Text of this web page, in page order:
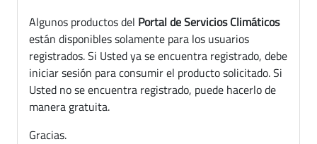
Algunos productos del Portal de Servicios Climáticos
están disponibles solamente para los usuarios
registrados. Si Usted ya se encuentra registrado, debe
iniciar sesión para consumir el producto solicitado. Si
Usted no se encuentra registrado, puede hacerlo de
manera gratuita.
Gracias.